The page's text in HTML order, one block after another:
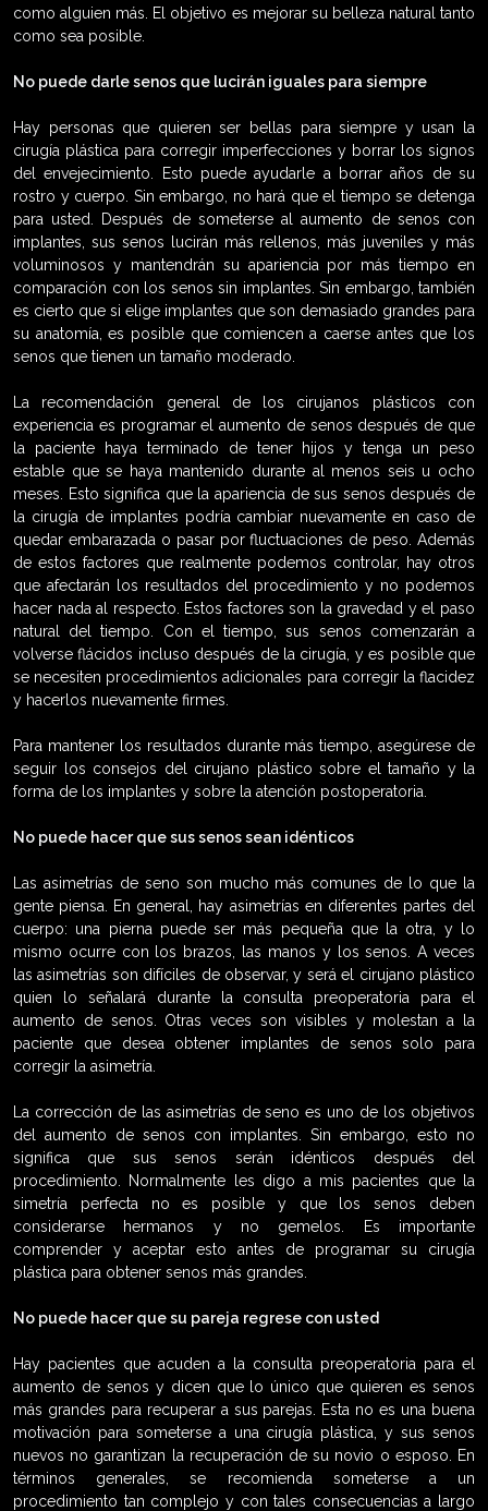
como alguien más. El objetivo es mejorar su belleza natural tanto
como sea posible.
No puede darle senos que lucirán iguales para siempre
Hay personas que quieren ser bellas para siempre y usan la
cirugía plástica para corregir imperfecciones y borrar los signos
del envejecimiento. Esto puede ayudarle a borrar años de su
rostro y cuerpo. Sin embargo, no hará que el tiempo se detenga
para usted. Después de someterse al aumento de senos con
implantes, sus senos lucirán más rellenos, más juveniles y más
voluminosos y mantendrán su apariencia por más tiempo en
comparación con los senos sin implantes. Sin embargo, también
es cierto que si elige implantes que son demasiado grandes para
su anatomía, es posible que comiencen a caerse antes que los
senos que tienen un tamaño moderado.
La recomendación general de los cirujanos plásticos con
experiencia es programar el aumento de senos después de que
la paciente haya terminado de tener hijos y tenga un peso
estable que se haya mantenido durante al menos seis u ocho
meses. Esto significa que la apariencia de sus senos después de
la cirugía de implantes podría cambiar nuevamente en caso de
quedar embarazada o pasar por fluctuaciones de peso. Además
de estos factores que realmente podemos controlar, hay otros
que afectarán los resultados del procedimiento y no podemos
hacer nada al respecto. Estos factores son la gravedad y el paso
natural del tiempo. Con el tiempo, sus senos comenzarán a
volverse flácidos incluso después de la cirugía, y es posible que
se necesiten procedimientos adicionales para corregir la flacidez
y hacerlos nuevamente firmes.
Para mantener los resultados durante más tiempo, asegúrese de
seguir los consejos del cirujano plástico sobre el tamaño y la
forma de los implantes y sobre la atención postoperatoria.
No puede hacer que sus senos sean idénticos
Las asimetrías de seno son mucho más comunes de lo que la
gente piensa. En general, hay asimetrías en diferentes partes del
cuerpo: una pierna puede ser más pequeña que la otra, y lo
mismo ocurre con los brazos, las manos y los senos. A veces
las asimetrías son difíciles de observar, y será el cirujano plástico
quien lo señalará durante la consulta preoperatoria para el
aumento de senos. Otras veces son visibles y molestan a la
paciente que desea obtener implantes de senos solo para
corregir la asimetría.
La corrección de las asimetrías de seno es uno de los objetivos
del aumento de senos con implantes. Sin embargo, esto no
significa que sus senos serán idénticos después del
procedimiento. Normalmente les digo a mis pacientes que la
simetría perfecta no es posible y que los senos deben
considerarse hermanos y no gemelos. Es importante
comprender y aceptar esto antes de programar su cirugía
plástica para obtener senos más grandes.
No puede hacer que su pareja regrese con usted
Hay pacientes que acuden a la consulta preoperatoria para el
aumento de senos y dicen que lo único que quieren es senos
más grandes para recuperar a sus parejas. Esta no es una buena
motivación para someterse a una cirugía plástica, y sus senos
nuevos no garantizan la recuperación de su novio o esposo. En
términos generales, se recomienda someterse a un
procedimiento tan complejo y con tales consecuencias a largo